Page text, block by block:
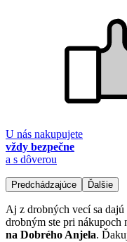
U nás nakupujete
vždy bezpečne
a s dôverou
Predchádzajúce Ďalšie
Aj z drobných vecí sa
drobným ste pri nákupoch
na Dobrého Anjela.